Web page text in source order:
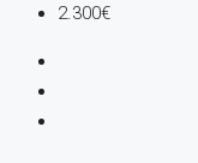
2.300€